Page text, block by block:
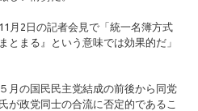
月2日の記者会見で「統一名簿方式
とまる』という意味では効果的だ」
月の国民民主党結成の前後から同党
が政党同士の合流に否定的であるこ